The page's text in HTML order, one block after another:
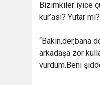
Bizimkiler iyice
kur’ası? Yutar mı?
“Bakın,der,bana
arkadaşa zor
vurdum.Beni